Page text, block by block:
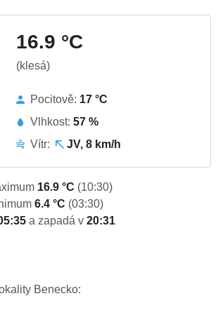
16.9 °C
(klesá)
Pocitově: 17 °C
Vlhkost: 57 %
Vítr:
JV, 8 km/h
16.9 °C (10:30)
6.4 °C (03:30)
a zapadá v 20:31
Benecko: